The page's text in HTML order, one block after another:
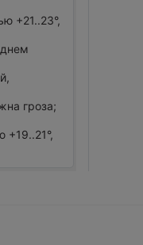
+21..23°,
гроза;
+19..21°,